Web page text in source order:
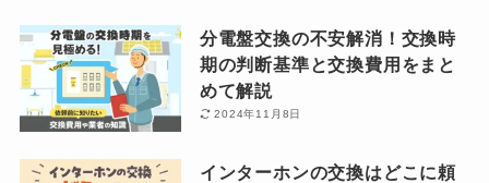
分電盤交換の不安解消！交換時
期の判断基準と交換費用をまと
めて解説
2024年11月8日
インターホンの交換はどこに頼